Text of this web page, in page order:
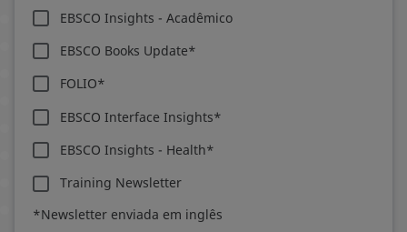
EBSCO Insights - Acadêmico
EBSCO Books Update*
FOLIO*
EBSCO Interface Insights*
EBSCO Insights - Health*
Training Newsletter
*Newsletter enviada em inglês